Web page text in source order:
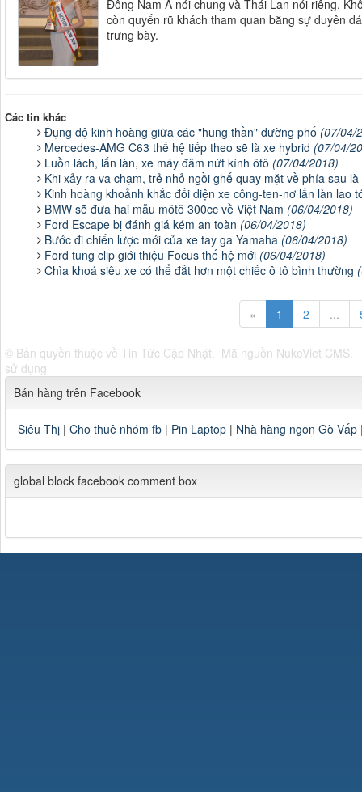
Đông Nam Á nói chung và Thái Lan nói riêng.
còn quyến rũ khách tham quan bằng sự duyên
trưng bày.
Các tin khác
Đụng độ kinh hoàng giữa các "hung thần" đường phố (07/04/
Mercedes-AMG C63 thế hệ tiếp theo sẽ là xe hybrid (07/04/
Luồn lách, lấn làn, xe máy đâm nứt kính ôtô (07/04/2018)
Khi xảy ra va chạm, trẻ nhỏ ngồi ghế quay mặt về phía sau
Kinh hoàng khoảnh khắc đối diện xe công-ten-nơ lấn làn lao
BMW sẽ đưa hai mẫu môtô 300cc về Việt Nam (06/04/2018)
Ford Escape bị đánh giá kém an toàn (06/04/2018)
Bước đi chiến lược mới của xe tay ga Yamaha (06/04/2018)
Ford tung clip giới thiệu Focus thế hệ mới (06/04/2018)
Chìa khoá siêu xe có thể đắt hơn một chiếc ô tô bình thường
« 1 2 ...
© Bản quyền thuộc về Tin Tức Cập Nhật. Mã nguồn NukeViet CMS.
sử dụng
Bán hàng trên Facebook
Siêu Thị | Cho thuê nhóm fb | Pin Laptop | Nhà hàng ngon Gò Vấp
global block facebook comment box